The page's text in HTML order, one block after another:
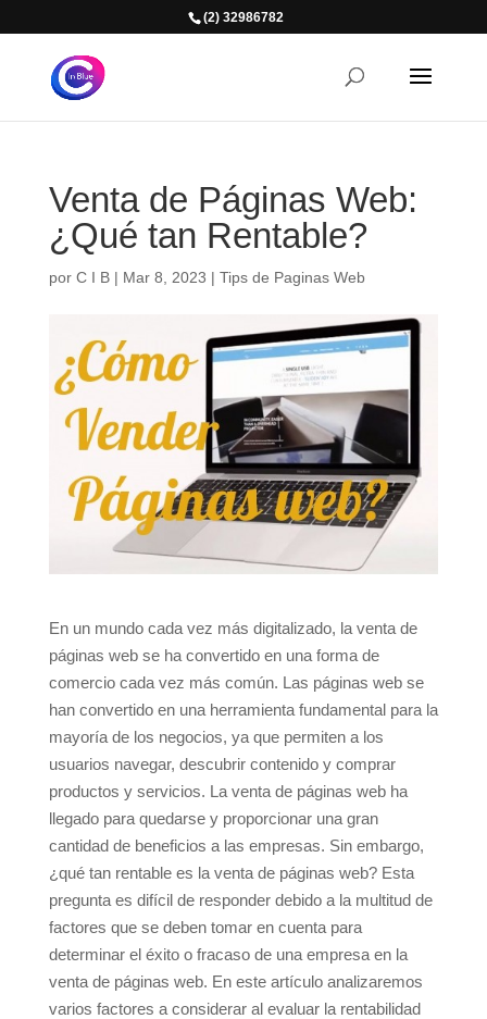
(2) 32986782
Venta de Páginas Web:
¿Qué tan Rentable?
por C I B| Mar 8, 2023 | Tips de Paginas Web
En un mundo cada vez más digitalizado, la venta de
páginas web se ha convertido en una forma de
comercio cada vez más común. Las páginas web se
han convertido en una herramienta fundamental para la
mayoría de los negocios, ya que permiten a los
usuarios navegar, descubrir contenido y comprar
productos y servicios. La venta de páginas web ha
llegado para quedarse y proporcionar una gran
cantidad de beneficios a las empresas. Sin embargo,
¿qué tan rentable es la venta de páginas web? Esta
pregunta es difícil de responder debido a la multitud de
factores que se deben tomar en cuenta para
determinar el éxito o fracaso de una empresa en la
venta de páginas web. En este artículo analizaremos
varios factores a considerar al evaluar la rentabilidad